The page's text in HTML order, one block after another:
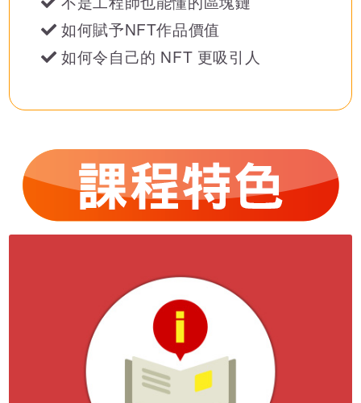
如何賦予NFT作品價值
如何令自己的 NFT 更吸引人